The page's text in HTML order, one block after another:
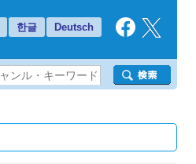
한글 Deutsch